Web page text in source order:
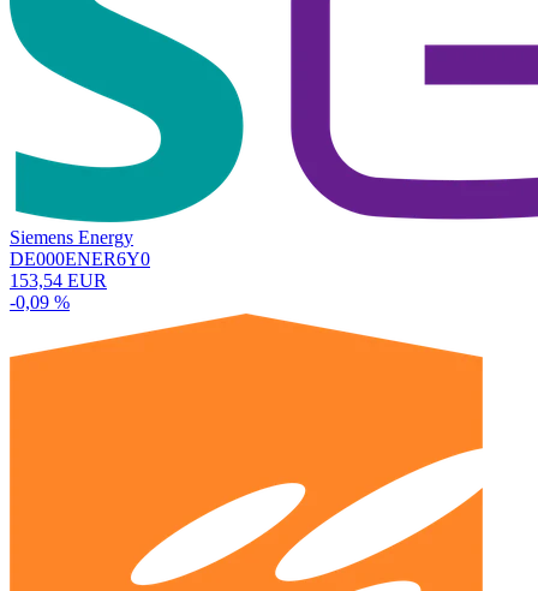
Siemens Energy
DE000ENER6Y0
153,54 EUR
-0,09 %